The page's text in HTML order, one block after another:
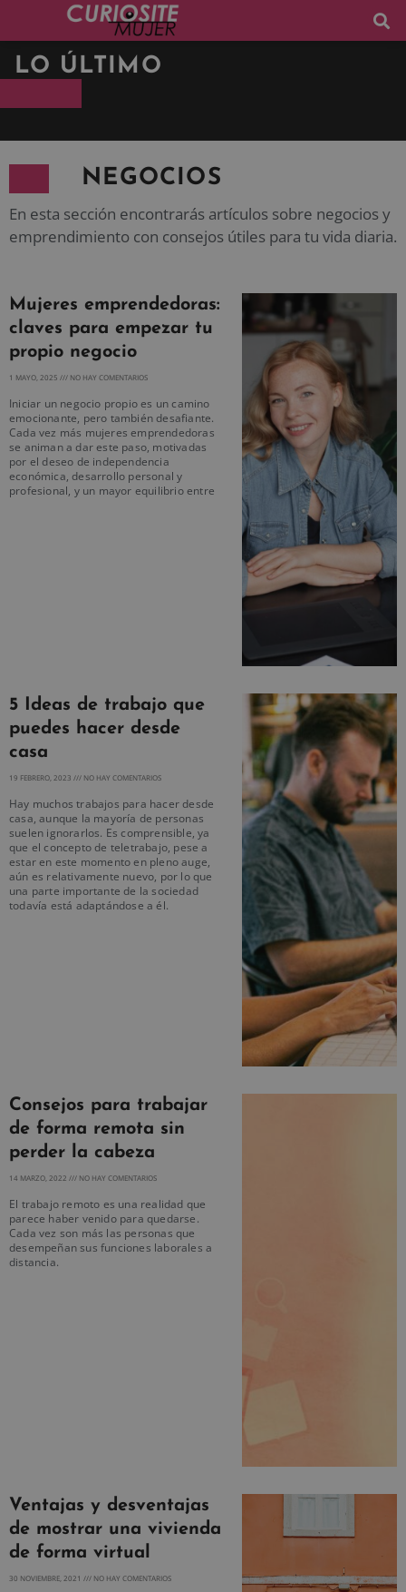
LO ÚLTIMO
NEGOCIOS
En esta sección encontrarás artículos sobre negocios y
emprendimiento con consejos útiles para tu vida diaria.
Mujeres emprendedoras:
claves para empezar tu
propio negocio
1 MAYO, 2025 NO HAY COMENTARIOS
Iniciar un negocio propio es un camino
emocionante, pero también desafiante.
Cada vez más mujeres emprendedoras
se animan a dar este paso, motivadas
por el deseo de independencia
económica, desarrollo personal y
profesional, y un mayor equilibrio entre
5 Ideas de trabajo que
puedes hacer desde
casa
19 FEBRERO, 2023 NO HAY COMENTARIOS
Hay muchos trabajos para hacer desde
casa, aunque la mayoría de personas
suelen ignorarlos. Es comprensible, ya
que el concepto de teletrabajo, pese a
estar en este momento en pleno auge,
aún es relativamente nuevo, por lo que
una parte importante de la sociedad
todavía está adaptándose a él.
Consejos para trabajar
de forma remota sin
perder la cabeza
14 MARZO, 2022 NO HAY COMENTARIOS
El trabajo remoto es una realidad que
parece haber venido para quedarse.
Cada vez son más las personas que
desempeñan sus funciones laborales a
distancia.
Ventajas y desventajas
de mostrar una vivienda
de forma virtual
30 NOVIEMBRE, 2021 NO HAY COMENTARIOS